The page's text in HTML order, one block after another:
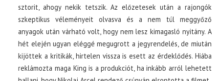
sztorit, ahogy nekik tetszik. Az előzetesek után a rajongók
szkeptikus véleményeit olvasva és a nem túl meggyőző
anyagok után várható volt, hogy nem lesz kimagasló nyitány. A
hét elején ugyan eléggé megugrott a jegyrendelés, de miután
kijöttek a kritikák, hirtelen vissza is esett az érdeklődés. Hiába
reklámozta maga King is a produkciót, ha inkább arról lehetett